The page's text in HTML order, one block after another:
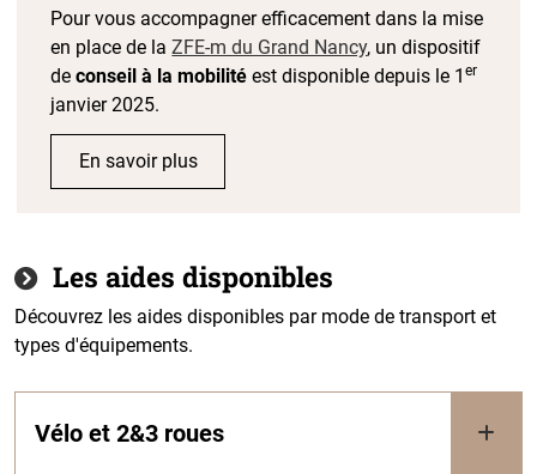
Pour vous accompagner efficacement dans la mise
en place de laZFE-m du Grand Nancy, un dispositif
deconseil à la mobilité est disponible depuis le 1er
janvier 2025.
En savoir plus
Les aides disponibles
Découvrez les aides disponibles par mode de transport et
types d'équipements.
Vélo et 2&3 roues